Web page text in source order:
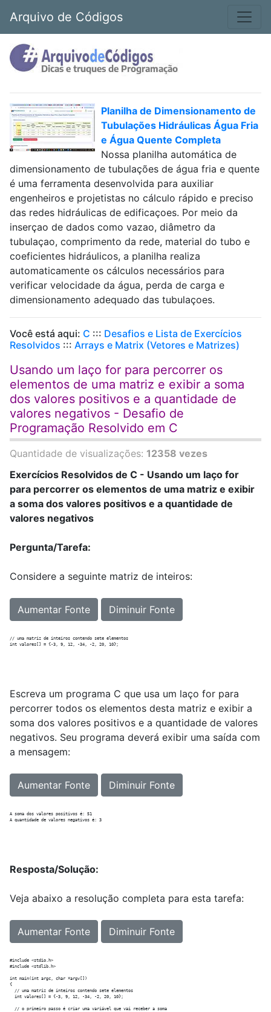
Arquivo de Códigos
Planilha de Dimensionamento de
Tubulações Hidráulicas Água Fria
e Água Quente Completa
Nossa planilha automática de
dimensionamento de tubulações de água fria e quente
é uma ferramenta desenvolvida para auxiliar
engenheiros e projetistas no cálculo rápido e preciso
das redes hidráulicas de edificaçoes. Por meio da
inserçao de dados como vazao, diâmetro da
tubulaçao, comprimento da rede, material do tubo e
coeficientes hidráulicos, a planilha realiza
automaticamente os cálculos necessários para
verificar velocidade da água, perda de carga e
dimensionamento adequado das tubulaçoes.
Você está aqui: C ::: Desafios e Lista de Exercícios
Resolvidos ::: Arrays e Matrix (Vetores e Matrizes)
Usando um laço for para percorrer os
elementos de uma matriz e exibir a soma
dos valores positivos e a quantidade de
valores negativos - Desafio de
Programação Resolvido em C
Quantidade de visualizações: 12358 vezes
Exercícios Resolvidos de C - Usando um laço for
para percorrer os elementos de uma matriz e exibir
a soma dos valores positivos e a quantidade de
valores negativos
Pergunta/Tarefa:
Considere a seguinte matriz de inteiros:
Aumentar Fonte Diminuir Fonte
// uma matriz de inteiros contendo sete elementos
Escreva um programa C que usa um laço for para
percorrer todos os elementos desta matriz e exibir a
soma dos valores positivos e a quantidade de valores
negativos. Seu programa deverá exibir uma saída com
a mensagem:
Aumentar Fonte Diminuir Fonte
A soma dos valores positivos é: 51
Resposta/Solução:
Veja abaixo a resolução completa para esta tarefa:
Aumentar Fonte Diminuir Fonte
#include <stdio.h>
#include <stdlib.h>
int main(int argc, char *argv[])
{
  // uma matriz de inteiros contendo sete elementos
  int valores[] = {-3, 9, 12, -34, -2, 20, 10};
  // o primeiro passo é criar uma variável que vai receber a soma